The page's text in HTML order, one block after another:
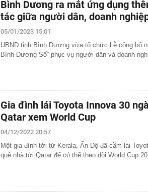
Bình Dương ra mắt ứng dụng
tác giữa người dân, doanh
05/01/2023 15:01
UBND tỉnh Bình Dương vừa tổ chức Lễ công bố
Bình Dương Số” phục vụ người dân và doanh
Gia đình lái Toyota Innova 30
Qatar xem World Cup
04/12/2022 20:57
Một gia đình tới từ Kerala, Ấn Độ đã cầm lái
quê nhà tới Qatar để có thể theo dõi World Cup